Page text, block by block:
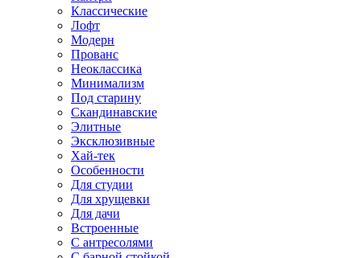
Классические
Лофт
Модерн
Прованс
Неоклассика
Минимализм
Под старину
Скандинавские
Элитные
Эксклюзивные
Хай-тек
Особенности
Для студии
Для хрущевки
Для дачи
Встроенные
С антресолями